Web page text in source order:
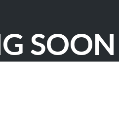
SOON